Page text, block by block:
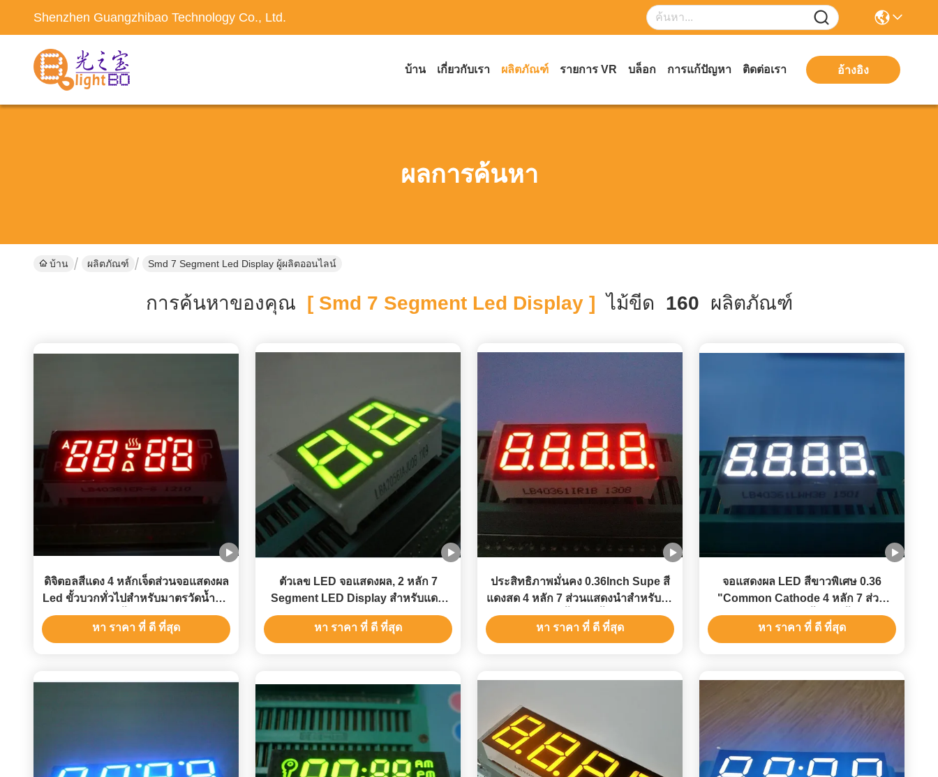
Shenzhen Guangzhibao Technology Co., Ltd.
บ้าน เกี่ยวกับเรา ผลิตภัณฑ์ รายการ VR บล็อก การแก้ปัญหา ติดต่อเรา อ้างอิง
ผลการค้นหา
บ้าน ผลิตภัณฑ์ Smd 7 Segment Led Display ผู้ผลิตออนไลน์
การค้นหาของคุณ [ Smd 7 Segment Led Display ] ไม้ขีด 160 ผลิตภัณฑ์
ดิจิตอลสีแดง 4 หลักเจ็ดส่วนจอแสดงผล
Led ขั้วบวกทั่วไปสำหรับมาตรวัดน้ำมัน
เชื้อเพลิง
หา ราคา ที่ ดี ที่สุด
ตัวเลข LED จอแสดงผล, 2 หลัก 7
Segment LED Display สำหรับแดช
บอร์ดรถ
หา ราคา ที่ ดี ที่สุด
ประสิทธิภาพมั่นคง 0.36lnch Supe สี
แดงสด 4 หลัก 7 ส่วนแสดงนำสำหรับตัว
บ่งชี้ความชื้น
หา ราคา ที่ ดี ที่สุด
จอแสดงผล LED สีขาวพิเศษ 0.36
"Common Cathode 4 หลัก 7 ส่วน
สำหรับตัวบ่งชี้ความชื้น
หา ราคา ที่ ดี ที่สุด